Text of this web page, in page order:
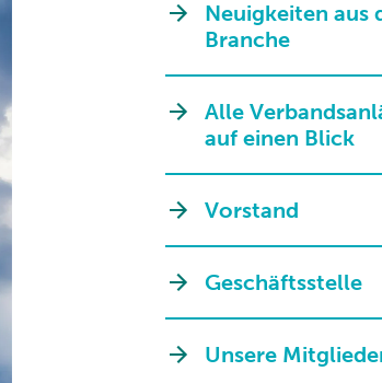
Neuigkeiten aus
Branche
Alle
auf einen Blick
Vorstand
Geschäftsstelle
Unsere